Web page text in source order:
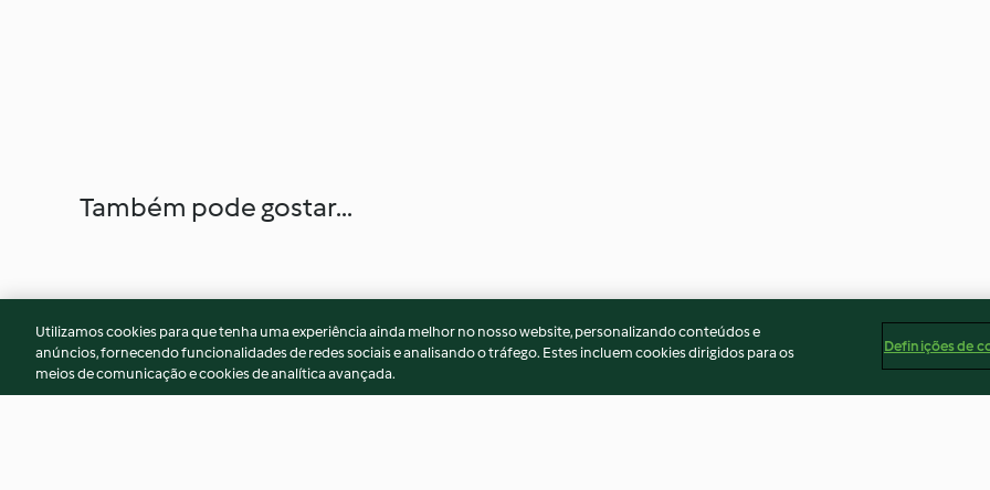
Também pode gostar...
Utilizamos cookies para que tenha uma experiência ainda melhor no nosso website, personalizando conteúdos e
anúncios, fornecendo funcionalidades de redes sociais e analisando o tráfego. Estes incluem cookies dirigidos para os
meios de comunicação e cookies de analítica avançada.
Definições de